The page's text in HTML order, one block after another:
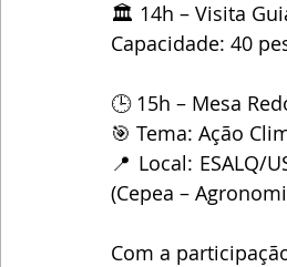
🏛 14h – Visita
Capacidade: 40
🕒 15h – Mesa
🎯 Tema: Ação
📍 Local: ESALQ/
(Cepea –
Com a